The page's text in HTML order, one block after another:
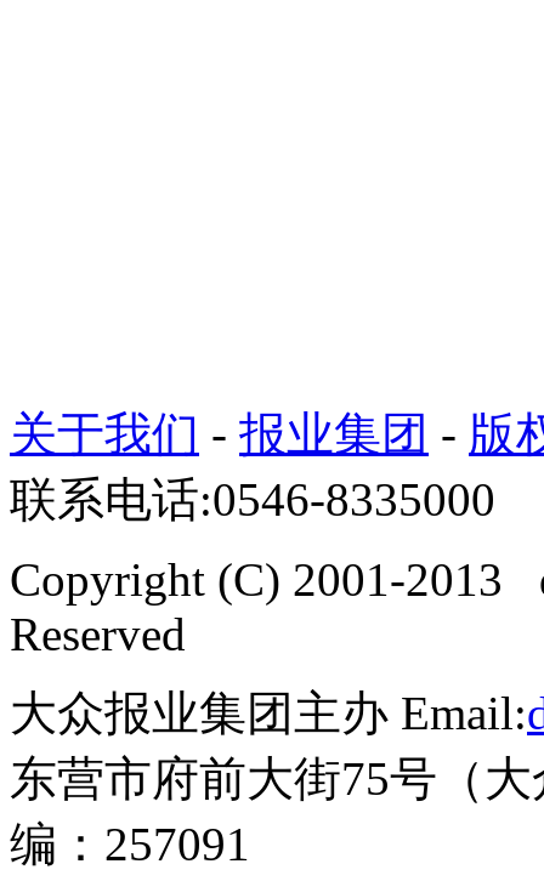
关于我们 - 报业集团 - 版
联系电话:0546-8335000
Copyright (C) 2001-2013
Reserved
大众报业集团主办 Email:
东营市府前大街75号（
编：257091